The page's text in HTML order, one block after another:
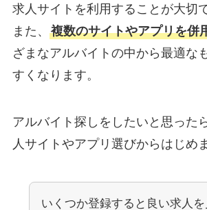
求人サイトを利用することが大切で
また、 複数のサイトやアプリを併
ざまなアルバイトの中から最適な
すくなります。
アルバイト探しをしたいと思った
人サイトやアプリ選びからはじめ
いくつか登録すると良い求人を